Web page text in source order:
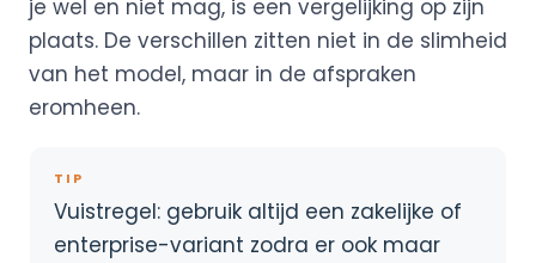
je wel en niet mag, is een vergelijking op zijn
plaats. De verschillen zitten niet in de slimheid
van het model, maar in de afspraken
eromheen.
TIP
Vuistregel: gebruik altijd een zakelijke of
enterprise-variant zodra er ook maar